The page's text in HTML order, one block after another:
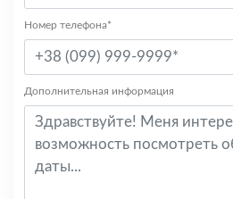
Номер телефона*
Дополнительная информация